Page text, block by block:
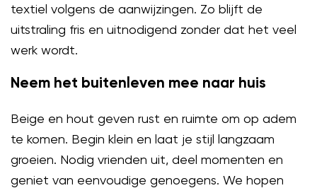
textiel volgens de aanwijzingen. Zo blijft de
uitstraling fris en uitnodigend zonder dat het veel
werk wordt.
Neem het buitenleven mee naar huis
Beige en hout geven rust en ruimte om op adem
te komen. Begin klein en laat je stijl langzaam
groeien. Nodig vrienden uit, deel momenten en
geniet van eenvoudige genoegens. We hopen